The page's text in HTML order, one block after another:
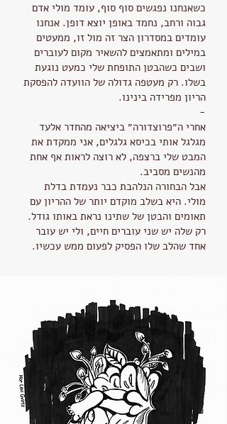
כשאנחנו נפגשים סוף סוף, עומד מולי אדם
גבוה ורחב, נחמד באופן יוצא דופן. אנחנו
עומדים במסדרון הצר זה מול זו, ממעטים
במילים ומתאמצים להשאיר מקום לעוברים
ושבים כשהבטן התופחת שלי כמעט נוגעת
בשלו. רק מעטפה גדולה של הוועדה להפסקת
הריון מפרידה בינינו.
-
אחרי ה״פרוצדורה״ ביציאה מהחדר אלעד
מגלגל אותי בכיסא גלגלים, אני ממקדת את
המבט שלי ברצפה, לא רוצה לראות אף אחת
מהנשים מסביב.
אבל הבחורה הנלהבת כבר נעמדת בדלת
מולי. היא בשלב מוקדם יותר של ההריון עם
תאומים והבטן של שתינו נראת באותו גודל.
רק שלה יש שני עוברים חיים, ולי יש עובר
אחד שהלב שלו הפסיק לפעום ממש עכשיו.